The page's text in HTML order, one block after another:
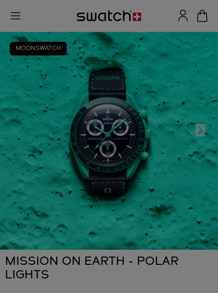
MOONSWATCH
MISSION ON EARTH - POLAR
LIGHTS